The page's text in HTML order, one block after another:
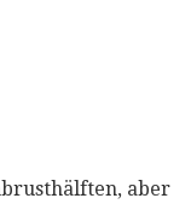
aber